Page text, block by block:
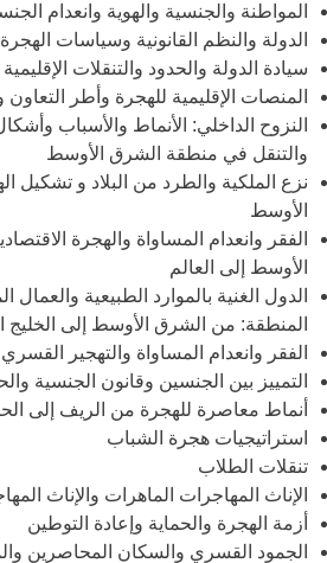
المواطنة والجنسية والهوية وانعدام
الدولة والنظم القانونية وسياسات
سيادة الدولة والحدود والتنقلات الإقليمية
المنصات الإقليمية للهجرة وأطر التعاون
النزوح الداخلي: الأنماط والأسباب
والتنقل في منطقة الشرق الأوسط
نزع الملكية والطرد من البلاد و تشكيل
الأوسط
الفقر وانعدام المساواة والهجرة
الأوسط إلى العالم
الدول الغنية بالموارد الطبيعية والعمال
المنطقة: من الشرق الأوسط إلى الخليج
الفقر وانعدام المساواة والتهجير القسري
التمييز بين الجنسين وقانون الجنسية
أنماط معاصرة للهجرة من الريف إلى
استراتيجيات هجرة الشباب
تنقلات الطلاب
الإناث المهاجرات الماهرات والإناث
أزمة الهجرة والحماية وإعادة التوطين
الجمود القسري والسكان المحاصرين